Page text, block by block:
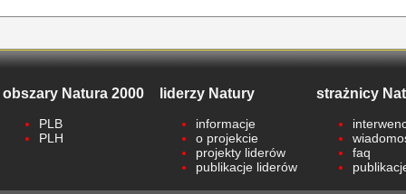
obszary Natura 2000
PLB
PLH
liderzy Natury
informacje
o projekcie
projekty liderów
publikacje liderów
strażnicy
faq